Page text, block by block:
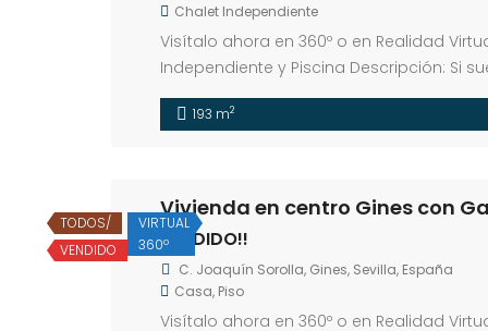
Chalet Independiente
Visítalo ahora en 360º o en Realidad
Independiente y Piscina Descripción: Si
disfrutando de la tranquilidad y la
encantador chalet con un apartamento
193 m2
VIRTUAL
360º
TODOS/
VENDIDO
Vivienda en centro Gines con
VENDIDO!!
C. Joaquín Sorolla, Gines, Sevilla, España
Casa, Piso
Visítalo ahora en 360º o en Realidad